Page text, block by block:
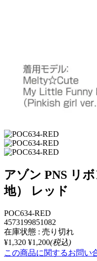
アゾン PNS リ
地） レッド
POC634-RED
4573199851082
在庫状態 : 売り切れ
¥1,320 ¥1,200(税込)
この商品に関するお問い